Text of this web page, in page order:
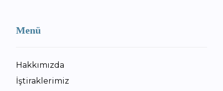
Menü
Hakkımızda
İştiraklerimiz